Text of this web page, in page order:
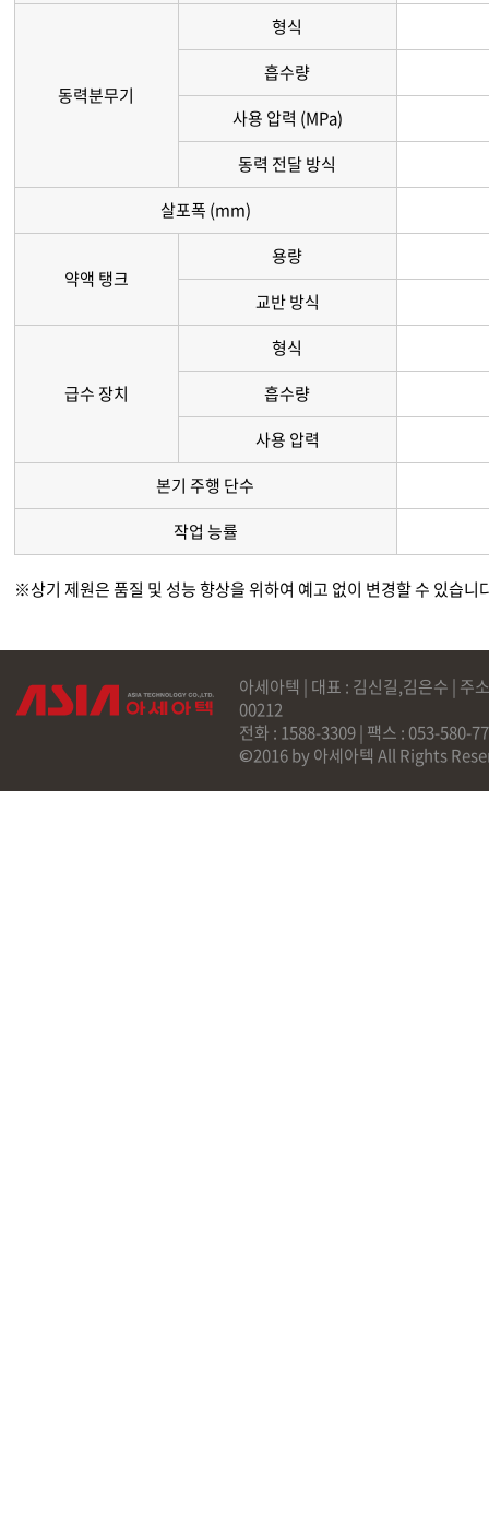
동력분무기
형식
흡수량
사용 압력 (MPa)
동력 전달 방식
살포폭 (mm)
약액 탱크
용량
교반 방식
급수 장치
형식
흡수량
사용 압력
본기 주행 단수
작업 능률
※상기 제원은 품질 및 성능 향상을 위하여 예고 없이 변경할 수 있습니
아세아텍 | 대표 : 김신길,김은수 | 주
00212
전화 : 1588-3309 | 팩스 : 053-580-
©2016 by 아세아텍 All Rights